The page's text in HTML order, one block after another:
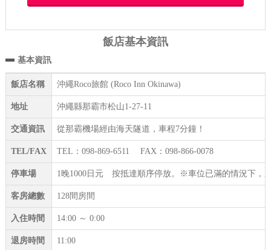
飯店基本資訊
基本資訊
飯店名稱 沖繩Roco旅館 (Roco Inn Okinawa)
地址 沖繩縣那霸市松山1-27-11
交通資訊 從那霸機場經由海天隧道，車程7分鐘！
TEL/FAX TEL：098-869-6511 FAX：098-866-0078
停車場 1晚1000日元 按抵達順序停放。※車位已滿的情況下，
客房總數 128間房間
入住時間 14:00 ～ 0:00
退房時間 11:00